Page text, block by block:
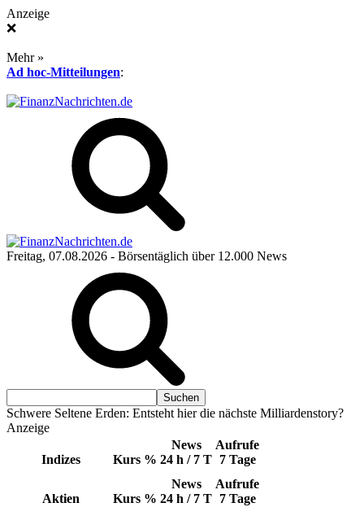
Anzeige
❌
Mehr »
Ad hoc-Mitteilungen:
Freitag, 07.08.2026 - Börsentäglich über 12.000 News
Schwere Seltene Erden: Entsteht hier die nächste Milliardenstory?
Anzeige
Indizes Kurs %
News
24 h / 7 T
Aufrufe
7 Tage
Aktien Kurs %
News
24 h / 7 T
Aufrufe
7 Tage